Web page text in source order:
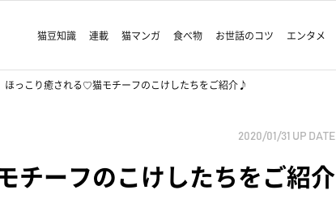
猫豆知識 連載 猫マンガ 食べ物 お世話のコツ エンタメ
ほっこり癒される♡猫モチーフのこけしたちをご紹介♪
2020/01/31 UP DATE
チーフのこけしたちをご紹介